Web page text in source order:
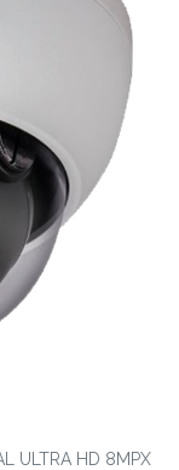
ULTRA HD 8MPX